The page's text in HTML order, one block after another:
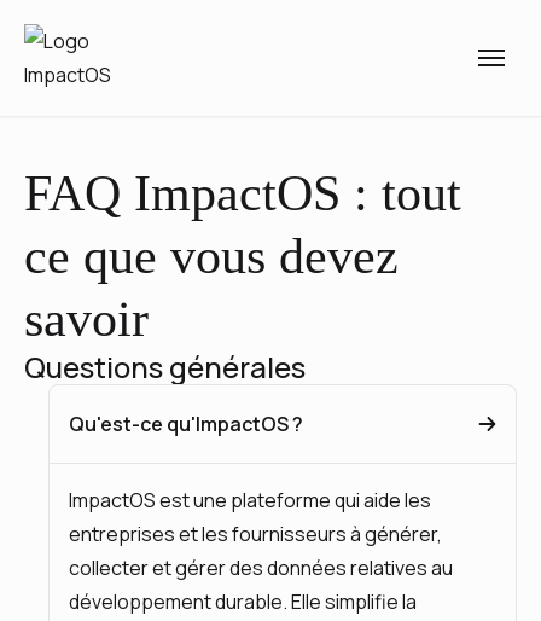
FAQ ImpactOS : tout
ce que vous devez
savoir
Questions générales
Qu'est-ce qu'ImpactOS ?
ImpactOS est une plateforme qui aide les
entreprises et les fournisseurs à générer,
collecter et gérer des données relatives au
développement durable. Elle simplifie la